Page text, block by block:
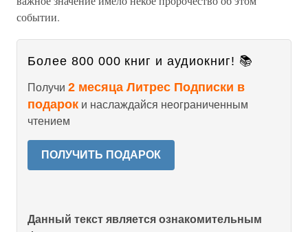
событии.
Более 800 000 книг и аудиокниг! 📚
Получи 2 месяца Литрес Подписки в
подарок и наслаждайся неограниченным
чтением
ПОЛУЧИТЬ ПОДАРОК
Данный текст является ознакомительным